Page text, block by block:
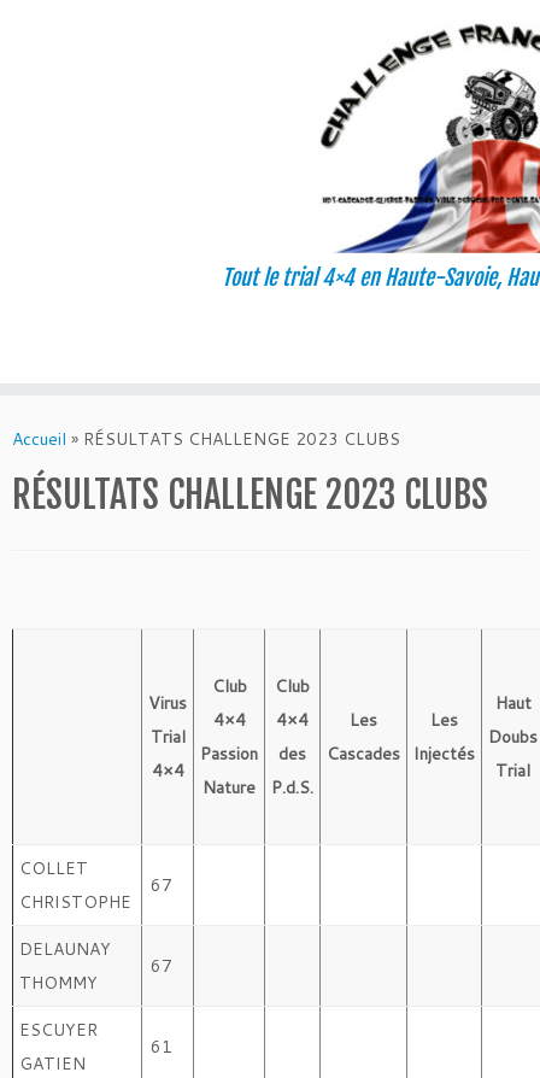
au
Tout le trial 4×4 en Haute-Savoie,
Accueil » RÉSULTATS CHALLENGE 2023 CLUBS
RÉSULTATS CHALLENGE 2023 CLUBS
Virus
Trial
4×4
Club
4×4
Passion
Nature
Club
4×4
des
P.d.S.
Les
Cascades
Les
Injectés
Haut
Doubs
Trial
COLLET
CHRISTOPHE
67
DELAUNAY
THOMMY
67
ESCUYER
GATIEN
61